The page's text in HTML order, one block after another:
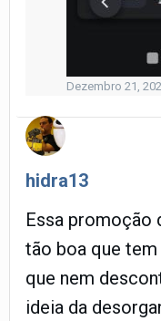
Dezembro 21,
hidra13
Essa promoção
tão boa que
que nem
ideia da